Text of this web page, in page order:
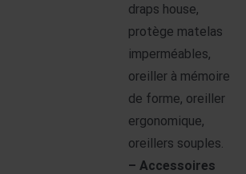
draps house,
protège matelas
imperméables,
oreiller à mémoire
de forme, oreiller
ergonomique,
oreillers souples.
– Accessoires